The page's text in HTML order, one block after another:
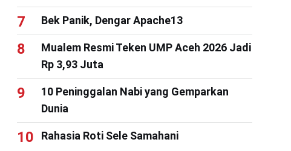
Bek Panik, Dengar Apache13
Mualem Resmi Teken UMP Aceh 2026 Jadi
Rp 3,93 Juta
10 Peninggalan Nabi yang Gemparkan
Dunia
Rahasia Roti Sele Samahani